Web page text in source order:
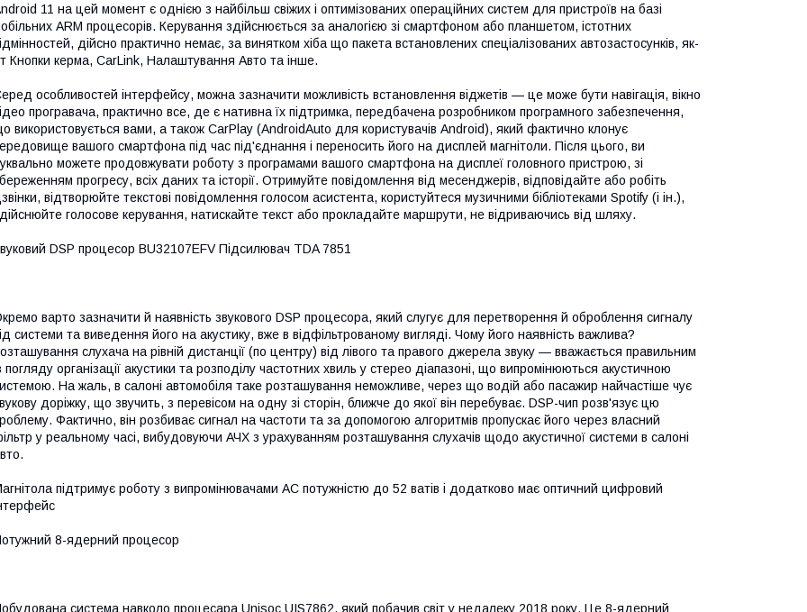
11 на цей момент є однією з найбільш свіжих і оптимізованих операційних систем для пристроїв на базі
ARM процесорів. Керування здійснюється за аналогією зі смартфоном або планшетом, істотних
дійсно практично немає, за винятком хіба що пакета встановлених спеціалізованих автозастосунків, як-
Кнопки керма, CarLink, Налаштування Авто та інше.
особливостей інтерфейсу, можна зазначити можливість встановлення віджетів — це може бути навігація, вікно
програвача, практично все, де є нативна їх підтримка, передбачена розробником програмного забезпечення,
використовується вами, а також CarPlay (AndroidAuto для користувачів Android), який фактично клонує
вашого смартфона під час під'єднання і переносить його на дисплей магнітоли. Після цього, ви
можете продовжувати роботу з програмами вашого смартфона на дисплеї головного пристрою, зі
прогресу, всіх даних та історії. Отримуйте повідомлення від месенджерів, відповідайте або робіть
відтворюйте текстові повідомлення голосом асистента, користуйтеся музичними бібліотеками Spotify (і ін.),
голосове керування, натискайте текст або прокладайте маршрути, не відриваючись від шляху.
DSP процесор BU32107EFV Підсилювач TDA 7851
варто зазначити й наявність звукового DSP процесора, який слугує для перетворення й оброблення сигналу
системи та виведення його на акустику, вже в відфільтрованому вигляді. Чому його наявність важлива?
слухача на рівній дистанції (по центру) від лівого та правого джерела звуку — вважається правильним
погляду організації акустики та розподілу частотних хвиль у стерео діапазоні, що випромінюються акустичною
На жаль, в салоні автомобіля таке розташування неможливе, через що водій або пасажир найчастіше чує
доріжку, що звучить, з перевісом на одну зі сторін, ближче до якої він перебуває. DSP-чип розв'язує цю
Фактично, він розбиває сигнал на частоти та за допомогою алгоритмів пропускає його через власний
у реальному часі, вибудовуючи АЧХ з урахуванням розташування слухачів щодо акустичної системи в салоні
підтримує роботу з випромінювачами АС потужністю до 52 ватів і додатково має оптичний цифровий
8-ядерний процесор
система навколо процесара Unisoc UIS7862, який побачив світ у недалеку 2018 року. Це 8-ядерний